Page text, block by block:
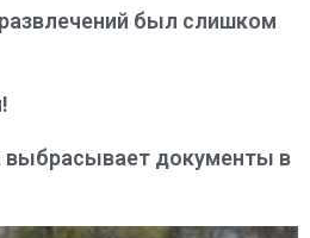
был слишком
документы в